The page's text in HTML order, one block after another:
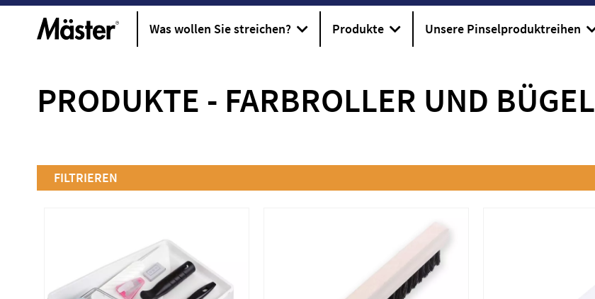
Was wollen Sie streichen? Produkte Unsere Pinselproduktreihen
PRODUKTE - FARBROLLER UND BÜGEL
FILTRIEREN